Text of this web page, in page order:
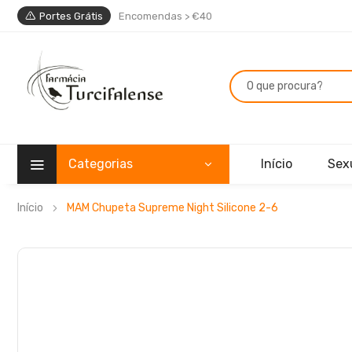
Portes Grátis Encomendas > €40
Categorias Início
Início MAM Chupeta Supreme Night Silicone 2-6
Saltar